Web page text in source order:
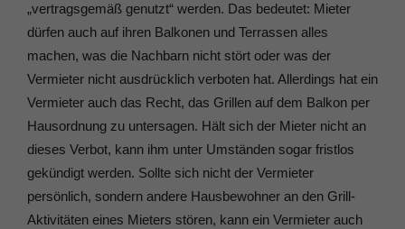
„vertragsgemäß genutzt“ werden. Das bedeutet: Mieter
dürfen auch auf ihren Balkonen und Terrassen alles
machen, was die Nachbarn nicht stört oder was der
Vermieter nicht ausdrücklich verboten hat. Allerdings hat ein
Vermieter auch das Recht, das Grillen auf dem Balkon per
Hausordnung zu untersagen. Hält sich der Mieter nicht an
dieses Verbot, kann ihm unter Umständen sogar fristlos
gekündigt werden. Sollte sich nicht der Vermieter
persönlich, sondern andere Hausbewohner an den Grill-
Aktivitäten eines Mieters stören, kann ein Vermieter auch